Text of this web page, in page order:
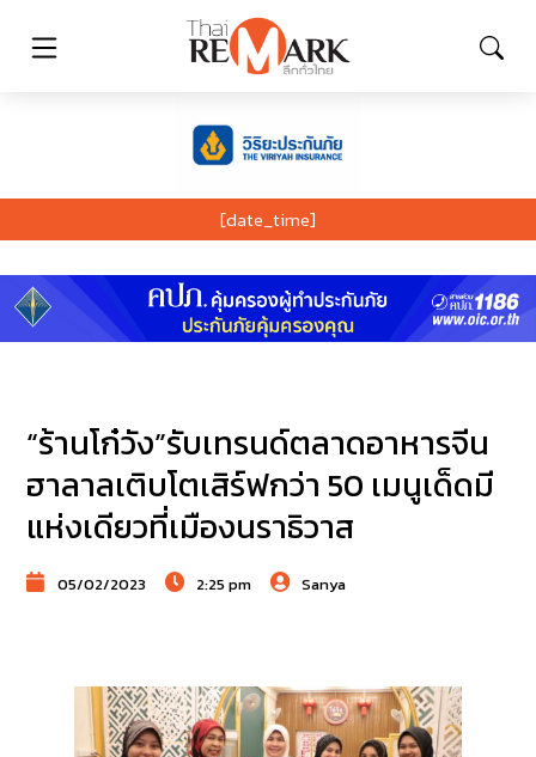
[date_time]
“ร้านโก๋วัง”รับเทรนด์ตลาดอาหารจีน
ฮาลาลเติบโตเสิร์ฟกว่า 50 เมนูเด็ดมี
แห่งเดียวที่เมืองนราธิวาส
05/02/2023 2:25 pm Sanya